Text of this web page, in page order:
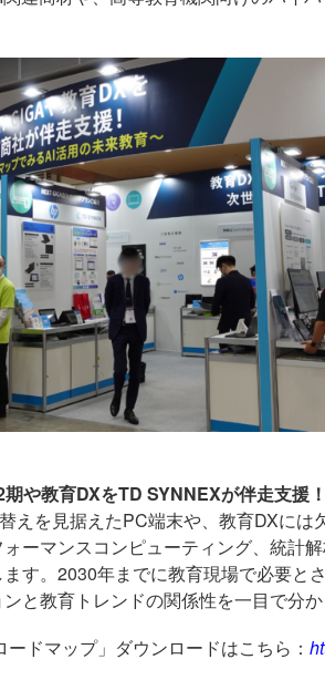
期や教育DXをTD SYNNEXが伴走支援
えを見据えたPC端末や、教育DXには
ーマンスコンピューティング、統計解
す。 2030年までに教育現場で必要と
と教育トレンドの関係性を一目で分か
ドマップ」ダウンロードはこちら：